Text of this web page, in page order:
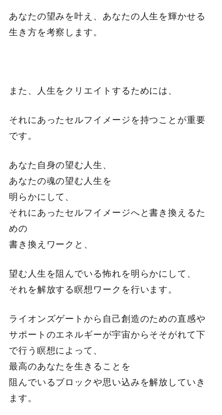
あなたの望みを叶え、あなたの人生を輝かせる
生き方を考察します。
また、人生をクリエイトするためには、
それにあったセルフイメージを持つことが重要
です。
あなた自身の望む人生、
あなたの魂の望む人生を
明らかにして、
それにあったセルフイメージへと書き換えるた
めの
書き換えワークと、
望む人生を阻んでいる怖れを明らかにして、
それを解放する瞑想ワークを行います。
ライオンズゲートから自己創造のための直感や
サポートのエネルギーが宇宙からそそがれて下
で行う瞑想によって、
最高のあなたを生きることを
阻んでいるブロックや思い込みを解放していき
ます。